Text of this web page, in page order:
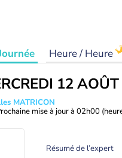
Heure / Heure
12 AOÛT
MATRICON
mise à jour à 02h00
Résumé de l’expert